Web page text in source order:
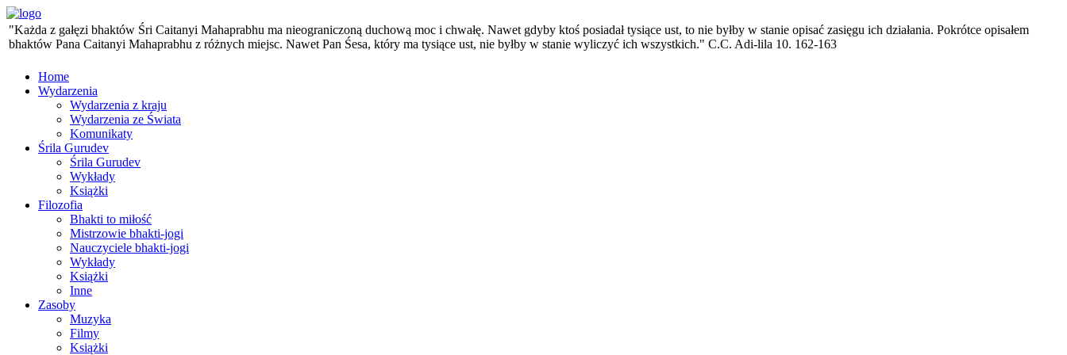
"Każda z gałęzi bhaktów Śri Caitanyi Mahaprabhu ma nieograniczoną duchową moc i chwałę. Nawet gdyby ktoś posiadał tysiące ust, to nie byłby w stanie opisać zasięgu ich działania. Pokrótce opisałem
bhaktów Pana Caitanyi Mahaprabhu z różnych miejsc. Nawet Pan Śesa, który ma tysiące ust, nie byłby w stanie wyliczyć ich wszystkich." C.C. Adi-lila 10. 162-163
Home
Wydarzenia
Wydarzenia z kraju
Wydarzenia ze Świata
Komunikaty
Śrila Gurudev
Śrila Gurudev
Wykłady
Książki
Filozofia
Bhakti to miłość
Mistrzowie bhakti-jogi
Nauczyciele bhakti-jogi
Wykłady
Książki
Inne
Zasoby
Muzyka
Filmy
Książki